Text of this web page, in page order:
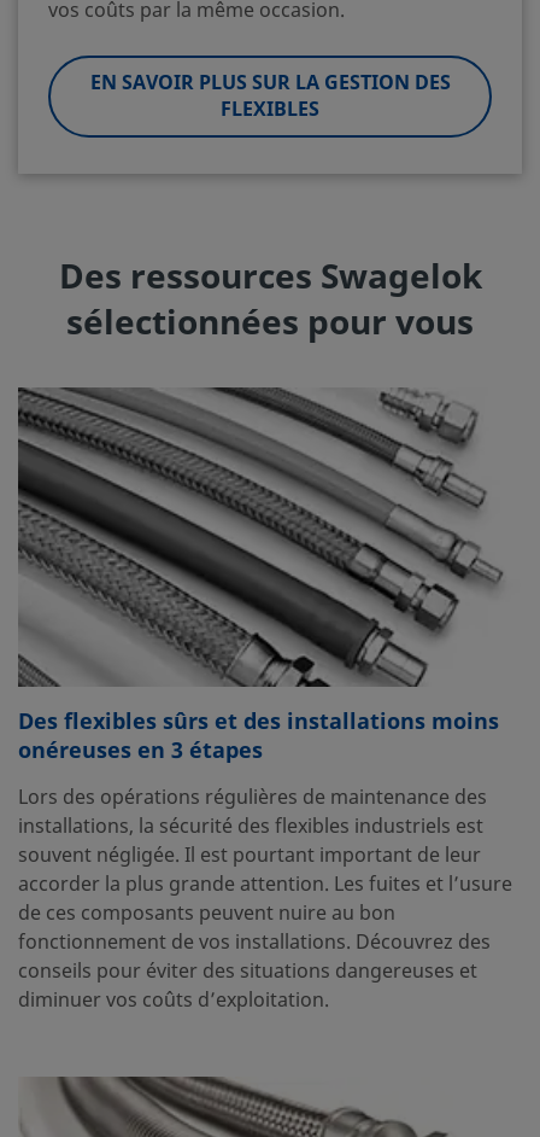
vos coûts par la même occasion.
EN SAVOIR PLUS SUR LA GESTION DES
FLEXIBLES
Des ressources Swagelok
sélectionnées pour vous
Des flexibles sûrs et des installations moins
onéreuses en 3 étapes
Lors des opérations régulières de maintenance des
installations, la sécurité des flexibles industriels est
souvent négligée. Il est pourtant important de leur
accorder la plus grande attention. Les fuites et l’usure
de ces composants peuvent nuire au bon
fonctionnement de vos installations. Découvrez des
conseils pour éviter des situations dangereuses et
diminuer vos coûts d’exploitation.